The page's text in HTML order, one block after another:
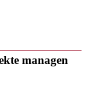
managen